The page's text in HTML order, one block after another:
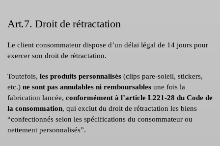
Art.7. Droit de rétractation
Le client consommateur dispose d’un délai légal de 14 jours pour
exercer son droit de rétractation.
Toutefois, les produits personnalisés (clips pare-soleil, stickers,
etc.) ne sont pas annulables ni remboursables une fois la
fabrication lancée, conformément à l’article L221-28 du Code de
la consommation, qui exclut du droit de rétractation les biens
“confectionnés selon les spécifications du consommateur ou
nettement personnalisés”.